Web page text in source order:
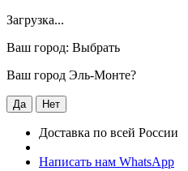
Загрузка...
Ваш город: Выбрать
Ваш город Эль-Монте?
Да Нет
Доставка по всей России
Написать нам WhatsApp